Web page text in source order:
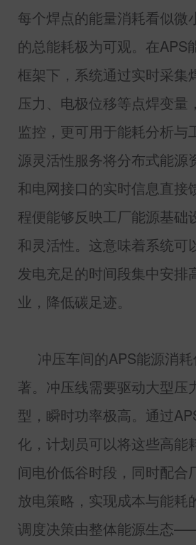
每个焊点的能量消耗看似微
的总能耗极为可观。在APS
框架下，系统通过实时采集
压力、电极位移等点焊变量
监控，更可用于能耗分析与
源灵活性服务将分布式能源
和电网接口的实时信息直接
程便能够反映工厂能源基础
和灵活性。这意味着系统可
发电充足的时间段集中安排
业，降低碳足迹。
冲压车间的APS能源消
著。冲压线需要驱动大型压
型，瞬时功率极高。通过
化，计划员可以将这些高能
间电价低谷时段，同时配合
放电策略，实现成本与能耗
调度决策由整体能源生态